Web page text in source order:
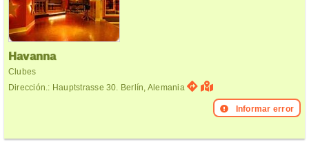
Havanna
Clubes
Dirección.: Hauptstrasse 30. Berlín, Alemania
Informar error